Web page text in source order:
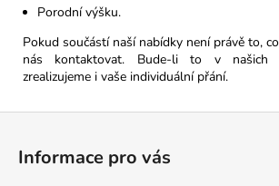
Porodní výšku.
Pokud součástí naší nabídky není právě to,
nás kontaktovat. Bude-li to v našich
zrealizujeme i vaše individuální přání.
Informace pro vás